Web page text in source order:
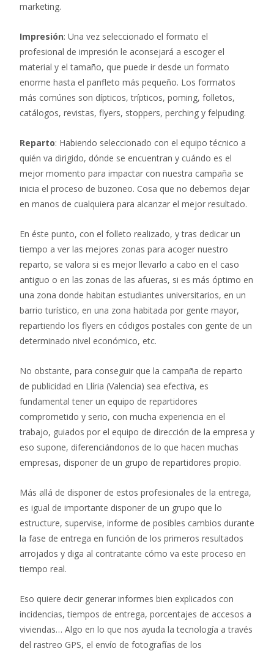
marketing.
Impresión: Una vez seleccionado el formato el
profesional de impresión le aconsejará a escoger el
material y el tamaño, que puede ir desde un formato
enorme hasta el panfleto más pequeño. Los formatos
más comúnes son dípticos, trípticos, poming, folletos,
catálogos, revistas, flyers, stoppers, perching y felpuding.
Reparto: Habiendo seleccionado con el equipo técnico a
quién va dirigido, dónde se encuentran y cuándo es el
mejor momento para impactar con nuestra campaña se
inicia el proceso de buzoneo. Cosa que no debemos dejar
en manos de cualquiera para alcanzar el mejor resultado.
En éste punto, con el folleto realizado, y tras dedicar un
tiempo a ver las mejores zonas para acoger nuestro
reparto, se valora si es mejor llevarlo a cabo en el caso
antiguo o en las zonas de las afueras, si es más óptimo en
una zona donde habitan estudiantes universitarios, en un
barrio turístico, en una zona habitada por gente mayor,
repartiendo los flyers en códigos postales con gente de un
determinado nivel económico, etc.
No obstante, para conseguir que la campaña de reparto
de publicidad en Llíria (Valencia) sea efectiva, es
fundamental tener un equipo de repartidores
comprometido y serio, con mucha experiencia en el
trabajo, guiados por el equipo de dirección de la empresa y
eso supone, diferenciándonos de lo que hacen muchas
empresas, disponer de un grupo de repartidores propio.
Más allá de disponer de estos profesionales de la entrega,
es igual de importante disponer de un grupo que lo
estructure, supervise, informe de posibles cambios durante
la fase de entrega en función de los primeros resultados
arrojados y diga al contratante cómo va este proceso en
tiempo real.
Eso quiere decir generar informes bien explicados con
incidencias, tiempos de entrega, porcentajes de accesos a
viviendas… Algo en lo que nos ayuda la tecnología a través
del rastreo GPS, el envío de fotografías de los